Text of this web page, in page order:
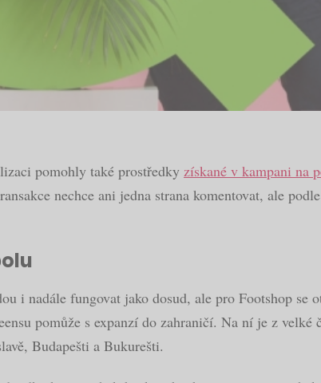
pomohly také prostředky získané v kampani na
nechce ani jedna strana komentovat, ale
i nadále fungovat jako dosud, ale pro Footshop se
pomůže s expanzí do zahraničí. Na ní je z velké
Budapešti a Bukurešti.